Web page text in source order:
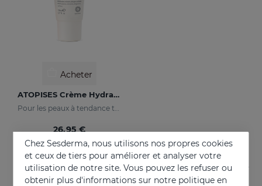
Acheter
ATOPISES Crème Hydratante Soin Intensif
Pour les peaux à tendance topique
26.95 €
Chez Sesderma, nous utilisons nos propres cookies
et ceux de tiers pour améliorer et analyser votre
utilisation de notre site. Vous pouvez les refuser ou
obtenir plus d'informations sur notre politique en